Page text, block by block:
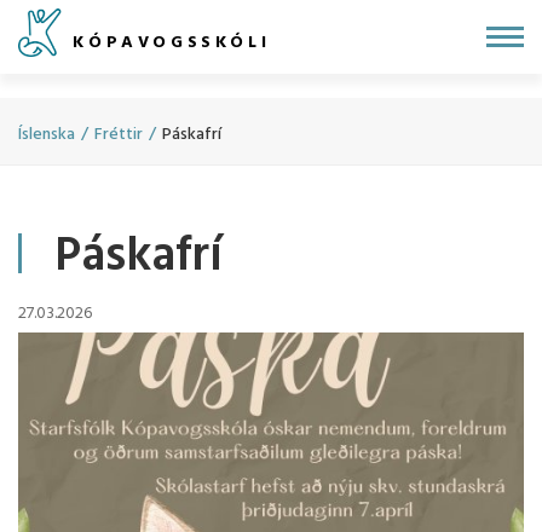
Fara
í
KÓPAVOGSSKÓLI
Íslenska / Fréttir / Páskafrí
Páskafrí
27.03.2026